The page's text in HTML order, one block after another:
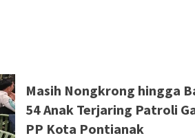
Masih Nongkrong hingga
54 Anak Terjaring Patroli
PP Kota Pontianak